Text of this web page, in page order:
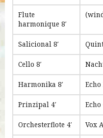
Flute
harmonique 8′
Salicional 8′
Cello 8′
Harmonika 8′ Echo
Prinzipal 4′ Echo
Orchesterflote 4′ Vox